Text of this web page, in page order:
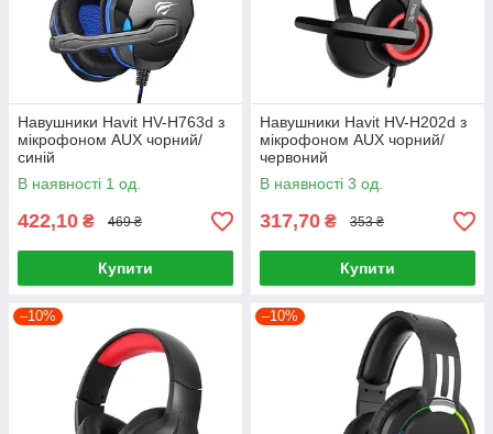
Навушники Havit HV-H763d з
мікрофоном AUX чорний/
синій
В наявності 1 од.
422,10 ₴ 469 ₴
Купити
Навушники Havit HV-H202d з
мікрофоном AUX чорний/
червоний
В наявності 3 од.
317,70 ₴ 353 ₴
Купити
–10% –10%